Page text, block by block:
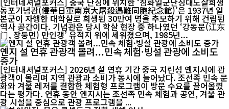
동포기념관(侵華日軍南京大屠殺遇難同胞紀念館)’은 1937년 일
본군이 자행한 대학살로 희생된 30만여 명을 추모하기 위해 건립된
역사 공간이다. 기념관은 당시 학살 현장 중 하나였던 ‘강동문(江东
门, 장둥먼) 만인갱’ 유적지 위에 세워졌으며, 1985년...
옌지 설 연휴 관광객 몰려...민속 체험·빙설 관광에 소비도
증가
[인터내셔널포커스] 2026년 설 연휴 기간 중국 지린성 옌지시에 관
광객이 몰리며 지역 관광과 소비가 동시에 늘어났다. 조선족 민속 문
화와 겨울 레저를 결합한 체험형 프로그램이 방문 수요를 끌어올렸
다는 평가다. 연휴 동안 옌지시는 조선족 민속 체험과 공연, 겨울 관
광 시설을 중심으로 관광 프로그램을 ...